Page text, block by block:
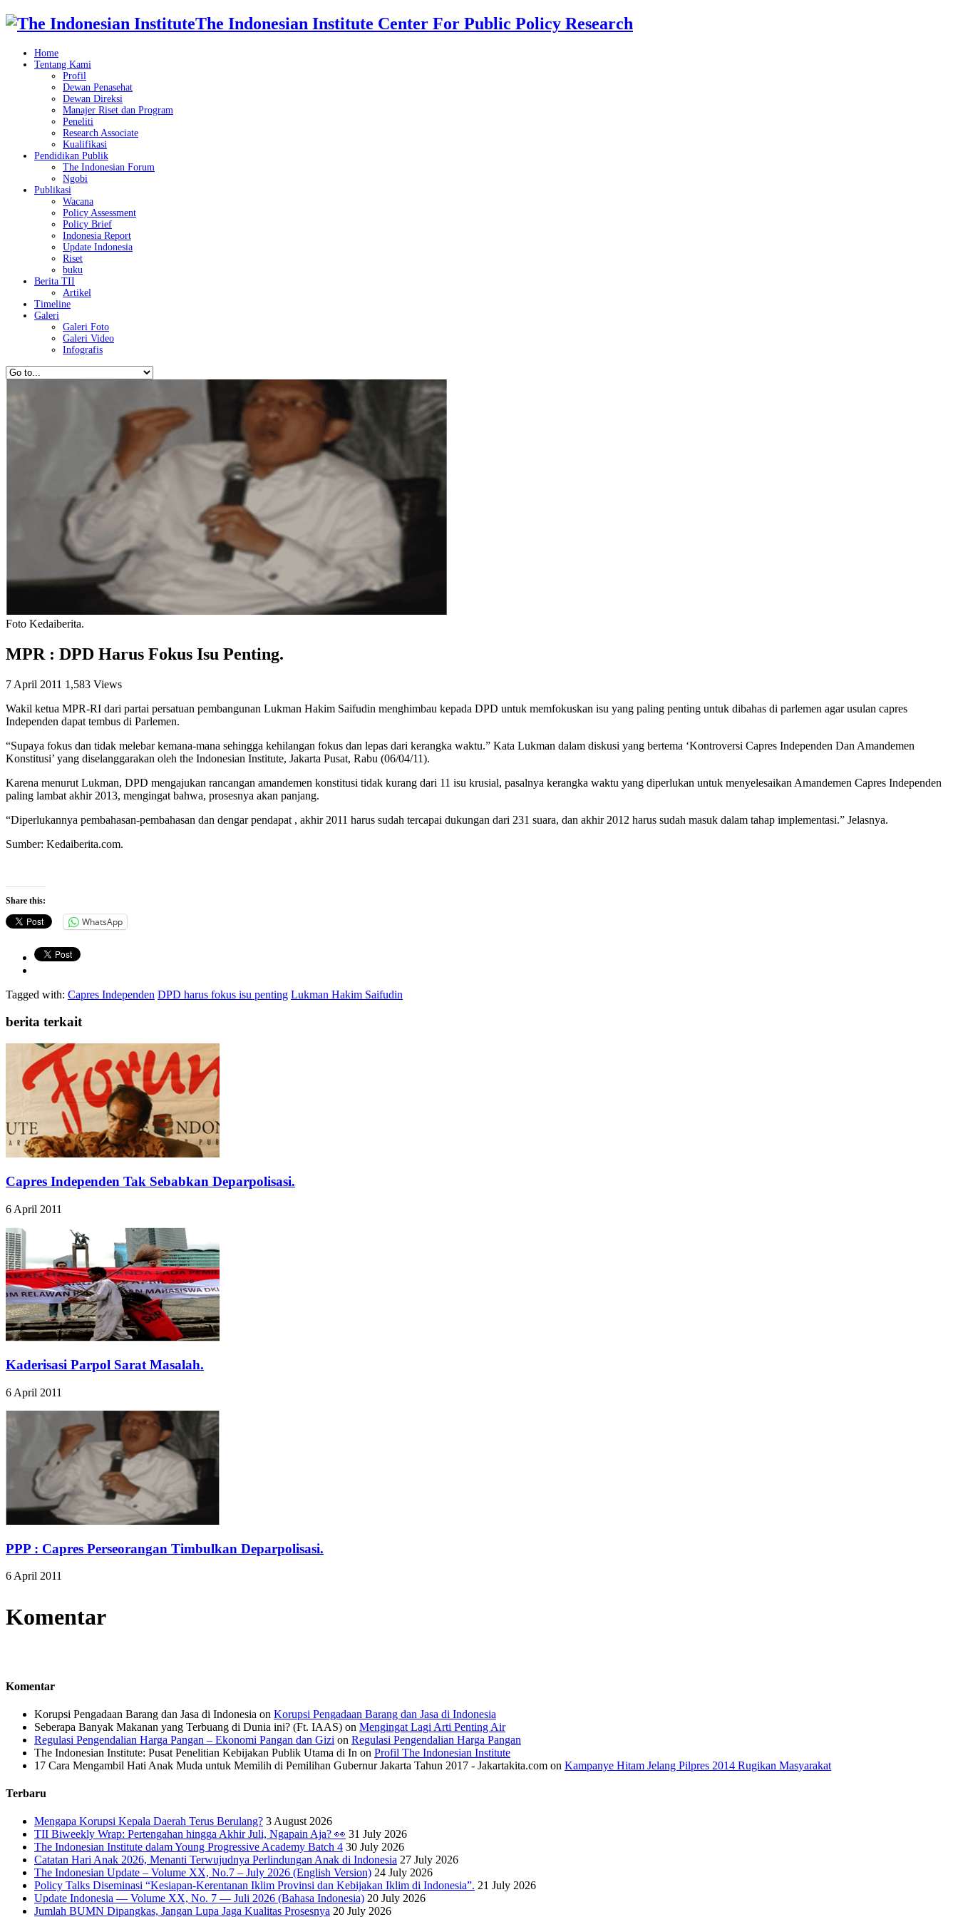
The Indonesian Institute Center For Public Policy Research
Home
Tentang Kami
Profil
Dewan Penasehat
Dewan Direksi
Manajer Riset dan Program
Peneliti
Research Associate
Kualifikasi
Pendidikan Publik
The Indonesian Forum
Ngobi
Publikasi
Wacana
Policy Assessment
Policy Brief
Indonesia Report
Update Indonesia
Riset
buku
Berita TII
Artikel
Timeline
Galeri
Galeri Foto
Galeri Video
Infografis
Foto Kedaiberita.
MPR : DPD Harus Fokus Isu Penting.
7 April 2011 1,583 Views
Wakil ketua MPR-RI dari partai persatuan pembangunan Lukman Hakim Saifudin menghimbau kepada DPD untuk memfokuskan isu yang paling penting untuk dibahas di parlemen agar usulan capres
Independen dapat tembus di Parlemen.
“Supaya fokus dan tidak melebar kemana-mana sehingga kehilangan fokus dan lepas dari kerangka waktu.” Kata Lukman dalam diskusi yang bertema ‘Kontroversi Capres Independen Dan Amandemen
Konstitusi’ yang diselanggarakan oleh the Indonesian Institute, Jakarta Pusat, Rabu (06/04/11).
Karena menurut Lukman, DPD mengajukan rancangan amandemen konstitusi tidak kurang dari 11 isu krusial, pasalnya kerangka waktu yang diperlukan untuk menyelesaikan Amandemen Capres Independen
paling lambat akhir 2013, mengingat bahwa, prosesnya akan panjang.
“Diperlukannya pembahasan-pembahasan dan dengar pendapat , akhir 2011 harus sudah tercapai dukungan dari 231 suara, dan akhir 2012 harus sudah masuk dalam tahap implementasi.” Jelasnya.
Sumber: Kedaiberita.com.
Share this:
WhatsApp
Tagged with: Capres Independen DPD harus fokus isu penting Lukman Hakim Saifudin
berita terkait
Capres Independen Tak Sebabkan Deparpolisasi.
6 April 2011
Kaderisasi Parpol Sarat Masalah.
6 April 2011
PPP : Capres Perseorangan Timbulkan Deparpolisasi.
6 April 2011
Komentar
Komentar
Korupsi Pengadaan Barang dan Jasa di Indonesia on Korupsi Pengadaan Barang dan Jasa di Indonesia
Seberapa Banyak Makanan yang Terbuang di Dunia ini? (Ft. IAAS) on Mengingat Lagi Arti Penting Air
Regulasi Pengendalian Harga Pangan – Ekonomi Pangan dan Gizi on Regulasi Pengendalian Harga Pangan
The Indonesian Institute: Pusat Penelitian Kebijakan Publik Utama di In on Profil The Indonesian Institute
17 Cara Mengambil Hati Anak Muda untuk Memilih di Pemilihan Gubernur Jakarta Tahun 2017 - Jakartakita.com on Kampanye Hitam Jelang Pilpres 2014 Rugikan Masyarakat
Terbaru
Mengapa Korupsi Kepala Daerah Terus Berulang? 3 August 2026
TII Biweekly Wrap: Pertengahan hingga Akhir Juli, Ngapain Aja? 👀 31 July 2026
The Indonesian Institute dalam Young Progressive Academy Batch 4 30 July 2026
Catatan Hari Anak 2026, Menanti Terwujudnya Perlindungan Anak di Indonesia 27 July 2026
The Indonesian Update – Volume XX, No.7 – July 2026 (English Version) 24 July 2026
Policy Talks Diseminasi “Kesiapan-Kerentanan Iklim Provinsi dan Kebijakan Iklim di Indonesia”. 21 July 2026
Update Indonesia — Volume XX, No. 7 — Juli 2026 (Bahasa Indonesia) 20 July 2026
Jumlah BUMN Dipangkas, Jangan Lupa Jaga Kualitas Prosesnya 20 July 2026